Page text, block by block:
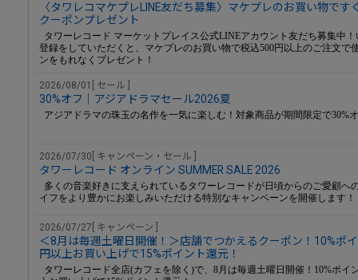
〈タワレコマケプレLINE友だち募集〉マケプレのお買い物で
クーポンプレゼント
タワーレコード マーケットプレイス公式LINEアカウント友だち募集中
登録をしていただくと、マケプレのお買い物で税込500円以上のご注文で
ンをもれなくプレゼント！
2026/08/01[ セール ]
30%オフ｜アジアドラマセール2026夏
アジアドラマの珠玉の名作を一気に楽しむ！対象商品が期間限定で30%
2026/07/30[ キャンペーン・セール ]
タワーレコード オンライン SUMMER SALE 2026
多くの音楽好きに支えられているタワーレコードが日頃からのご愛顧へ
イフをより豊かにお楽しみいただける特別なキャンペーンを開催します！
2026/07/27[ キャンペーン ]
＜8月は毎週土曜日開催！＞店舗でつかえるクーポン！10%ポ
円以上お買い上げで15%ポイント還元！
タワーレコード全店(カフェを除く)で、8月は毎週土曜日開催！10%ポイ